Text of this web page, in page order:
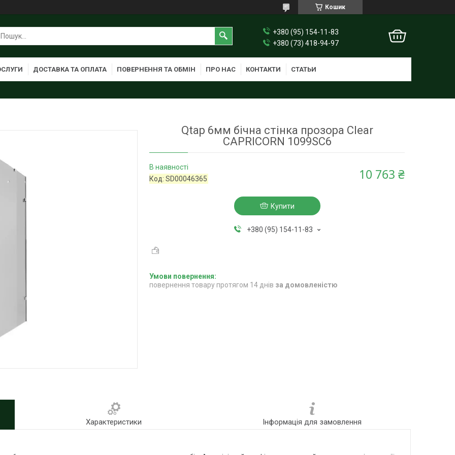
Кошик
+380 (95) 154-11-83
+380 (73) 418-94-97
ДОСТАВКА ТА ОПЛАТА ПОВЕРНЕННЯ ТА ОБМІН ПРО НАС КОНТАКТИ СТАТЬИ
Qtap 6мм бічна стінка прозора Clear
CAPRICORN 1099SC6
В наявності
Код:SD00046365 10 763 ₴
Купити
+380 (95) 154-11-83
повернення товару протягом 14 днів за домовленістю
Характеристики Інформація для замовлення